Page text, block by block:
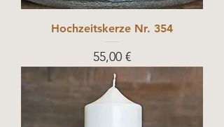
Hochzeitskerze Nr. 354
Prix
55,00 €